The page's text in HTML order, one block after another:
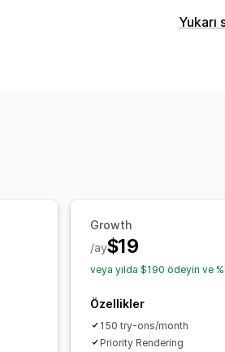
Yukarı
Growth
$19
/ay
veya yılda $190 ödeyin ve
Özellikler
150 try-ons/month
Priority Rendering